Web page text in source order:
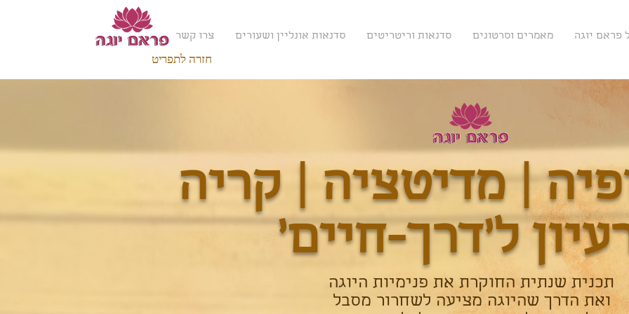
פראם יוגה מאמרים וסרטונים סדנאות וריטריטים סדנאות אונליין ושעורים צרו קשר
חזרה לתפריט
| מדיטציה | קריה
ל'דרך-חיים'
תכנית שנתית החוקרת את פנימיות היוגה
ואת הדרך שהיוגה מציעה לשחרור מסבל